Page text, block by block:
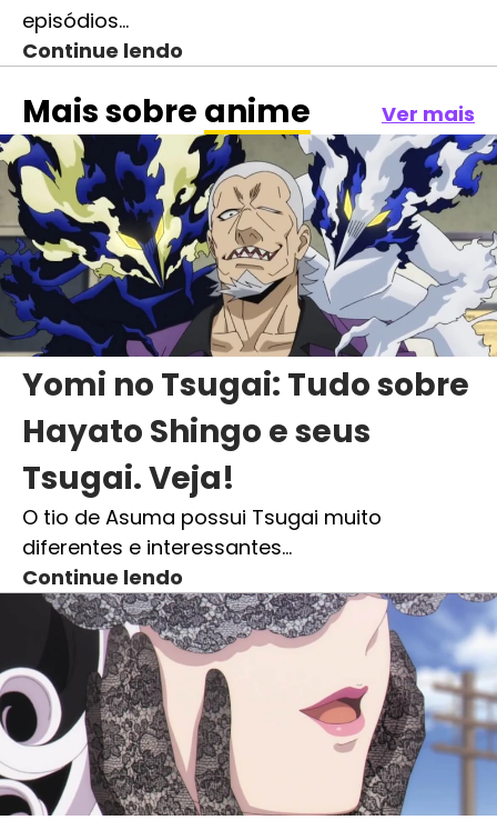
episódios…
Continue lendo
Mais sobre anime Ver mais
Yomi no Tsugai: Tudo sobre
Hayato Shingo e seus
Tsugai. Veja!
O tio de Asuma possui Tsugai muito
diferentes e interessantes…
Continue lendo